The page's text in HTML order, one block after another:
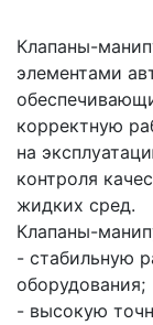
Клапаны-
элементами
корректную
на
контроля
жидких сред.
Клапаны-
- стабильную
оборудования;
- высокую